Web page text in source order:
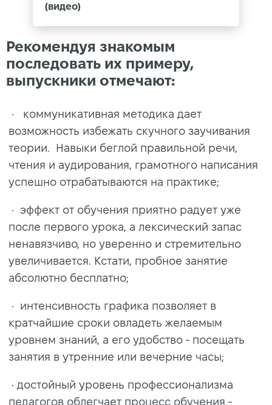
(видео)
Рекомендуя знакомым
последовать их примеру,
выпускники отмечают:
• коммуникативная методика дает
возможность избежать скучного заучивания
теории. Навыки беглой правильной речи,
чтения и аудирования, грамотного написания
успешно отрабатываются на практике;
• эффект от обучения приятно радует уже
после первого урока, а лексический запас
ненавязчиво, но уверенно и стремительно
увеличивается. Кстати, пробное занятие
абсолютно бесплатно;
• интенсивность графика позволяет в
кратчайшие сроки овладеть желаемым
уровнем знаний, а его удобство - посещать
занятия в утренние или вечерние часы;
• достойный уровень профессионализма
педагогов облегчает процесс обучения -